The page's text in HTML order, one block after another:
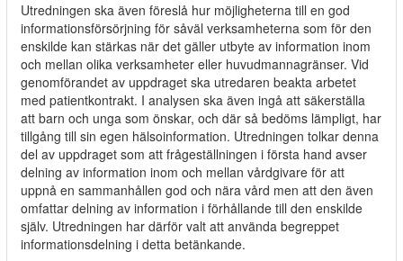
Utredningen ska även föreslå hur möjligheterna till en god
informationsförsörjning för såväl verksamheterna som för den
enskilde kan stärkas när det gäller utbyte av information inom
och mellan olika verksamheter eller huvudmannagränser. Vid
genomförandet av uppdraget ska utredaren beakta arbetet
med patientkontrakt. I analysen ska även ingå att säkerställa
att barn och unga som önskar, och där så bedöms lämpligt, har
tillgång till sin egen hälsoinformation. Utredningen tolkar denna
del av uppdraget som att frågeställningen i första hand avser
delning av information inom och mellan vårdgivare för att
uppnå en sammanhållen god och nära vård men att den även
omfattar delning av information i förhållande till den enskilde
själv. Utredningen har därför valt att använda begreppet
informationsdelning i detta betänkande.